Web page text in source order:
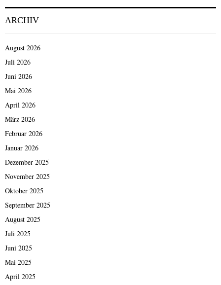
ARCHIV
August 2026
Juli 2026
Juni 2026
Mai 2026
April 2026
März 2026
Februar 2026
Januar 2026
Dezember 2025
November 2025
Oktober 2025
September 2025
August 2025
Juli 2025
Juni 2025
Mai 2025
April 2025